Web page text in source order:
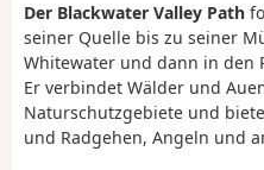
Der Blackwater Valley Path
seiner Quelle bis zu seiner
Whitewater und dann in den
Er verbindet Wälder und
Naturschutzgebiete und
und Radgehen, Angeln und